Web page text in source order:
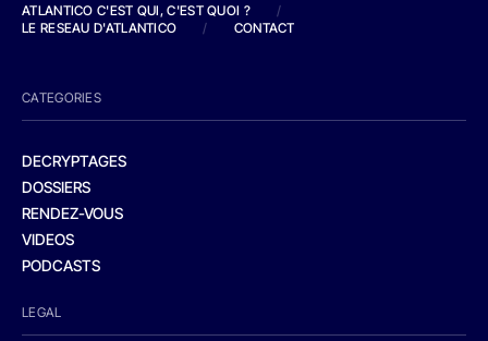
ATLANTICO C'EST QUI, C'EST QUOI ?
/
LE RESEAU D'ATLANTICO
/ CONTACT
CATEGORIES
DECRYPTAGES
DOSSIERS
RENDEZ-VOUS
VIDEOS
PODCASTS
LEGAL